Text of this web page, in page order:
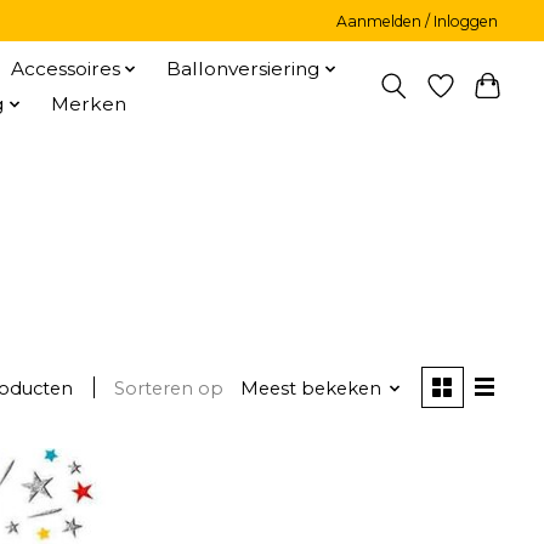
Aanmelden / Inloggen
Accessoires
Ballonversiering
Merken
Sorteren op Meest bekeken